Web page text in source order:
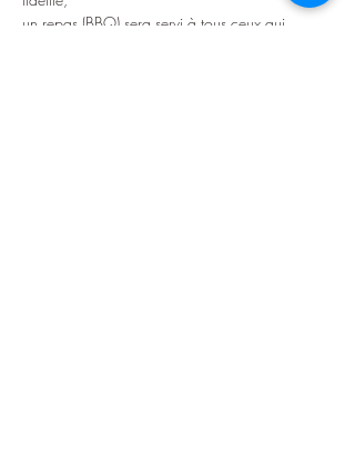
un repas (BBQ) sera servi à tous ceux qui